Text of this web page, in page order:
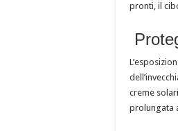
pronti, il
creme
prolungata